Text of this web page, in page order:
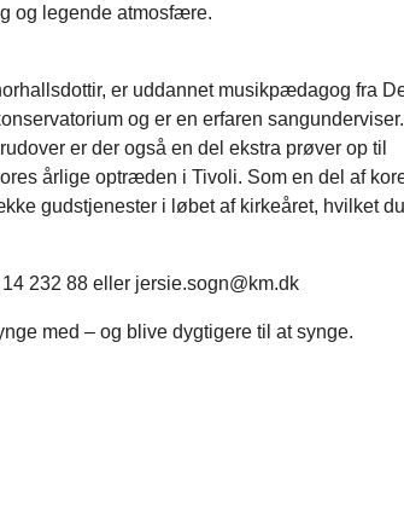
og legende atmosfære.
er uddannet musikpædagog fra
og er en erfaren
er der også en del ekstra prøver op til
årlige optræden i Tivoli. Som en del af
gudstjenester i løbet af kirkeåret, hvilket
232 88 eller jersie.sogn@km.dk
med – og blive dygtigere til at synge.